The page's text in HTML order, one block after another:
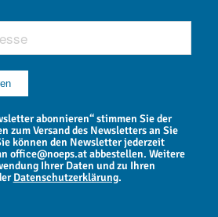
abonnieren“ stimmen Sie der
zum Versand des Newsletters an Sie
können den Newsletter jederzeit
office@noeps.at abbestellen. Weitere
Ihrer Daten und zu Ihren
Datenschutzerklärung.